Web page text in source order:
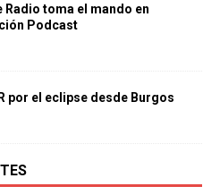
toma el mando en
Podcast
por el eclipse desde Burgos